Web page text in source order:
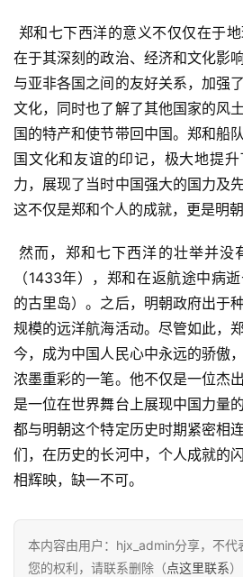
在于其深刻的政治、经济和文化影
与亚非各国之间的友好关系，加强
文化，同时也了解了其他国家的风
国的特产和使节带回中国。郑和船
国文化和友谊的印记，极大地提
力，展现了当时中国强大的国力及
这不仅是郑和个人的成就，更是明
然而，郑和七下西洋的壮举并没有持续下去。宣德十年
（1433年），郑和在返航途中病
的古里岛）。之后，明朝政府出于
规模的远洋航海活动。尽管如此，
今，成为中国人民心中永远的骄傲
浓墨重彩的一笔。他不仅是一位杰
是一位在世界舞台上展现中国力量
都与明朝这个特定历史时期紧密相
们，在历史的长河中，个人成就的
相辉映，缺一不可。
本内容由用户：hjx_admin分享，不代
您的权利，请联系删除（点这里联系